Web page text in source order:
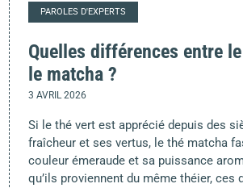
PAROLES D'EXPERTS
Quelles différences entre
le matcha ?
3 AVRIL 2026
Si le thé vert est apprécié depuis des
fraîcheur et ses vertus, le thé matcha
couleur émeraude et sa puissance
qu’ils proviennent du même théier, ces